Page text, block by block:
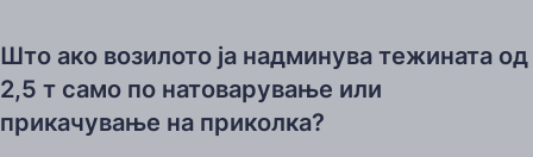
Што ако возилото ја надминува тежината од
2,5 т само по натоварување или
прикачување на приколка?